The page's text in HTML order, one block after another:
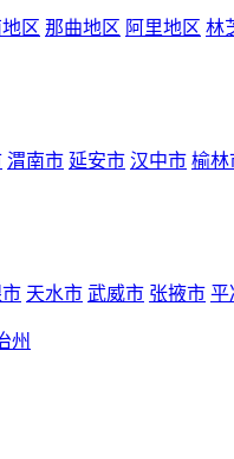
区 那曲地区 阿里地区 林
渭南市 延安市 汉中市 榆林
天水市 武威市 张掖市 平
州